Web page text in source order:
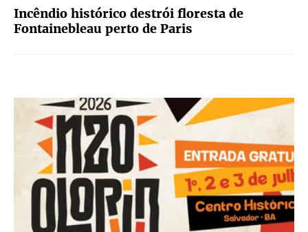
Incêndio histórico destrói floresta de
Fontainebleau perto de Paris